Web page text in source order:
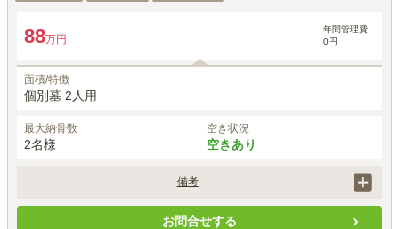
88万円
年間管理費
0円
面積/特徴
個別墓 2人用
最大納骨数
2名様
空き状況
空きあり
備考
個人墓誌（扇型）を希望する場合は、1基143,000円（税込）が別途必
お問合せする